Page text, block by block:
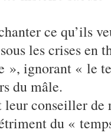
ce qu’ils
les crises en
», ignorant « le
du mâle.
conseiller de
du «